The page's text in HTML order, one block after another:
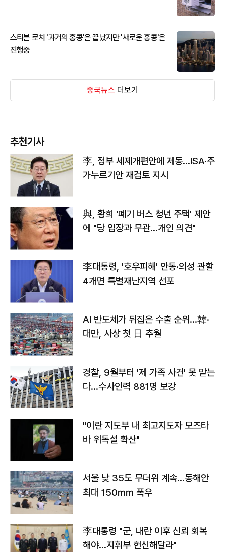
스티븐 로치 '과거의 홍콩'은 끝났지만 '새로운 홍콩'은
진행중
중국뉴스 더보기
추천기사
李, 정부 세제개편안에 제동…ISA·주
가누르기안 재검토 지시
與, 황희 '폐기 버스 청년 주택' 제안
에 "당 입장과 무관…개인 의견"
李대통령, '호우피해' 안동·의성 관할
4개면 특별재난지역 선포
AI 반도체가 뒤집은 수출 순위…韓·
대만, 사상 첫 日 추월
경찰, 9월부터 '제 가족 사건' 못 맡는
다…수사인력 881명 보강
"이란 지도부 내 최고지도자 모즈타
바 위독설 확산"
서울 낮 35도 무더위 계속…동해안
최대 150㎜ 폭우
李대통령 "군, 내란 이후 신뢰 회복
해야…지휘부 헌신해달라"